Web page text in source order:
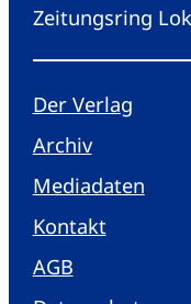
Zeitungsring
Der Verlag
Archiv
Mediadaten
Kontakt
AGB